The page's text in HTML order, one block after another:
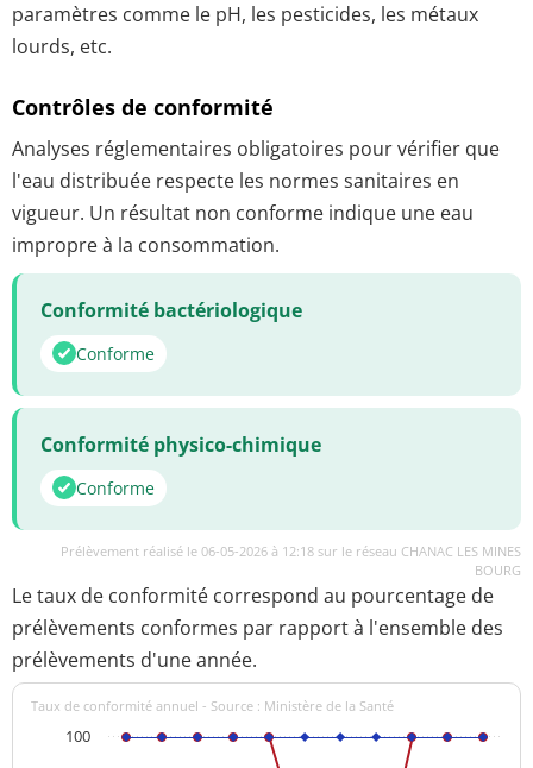
paramètres comme le pH, les pesticides, les métaux
lourds, etc.
Contrôles de conformité
Analyses réglementaires obligatoires pour vérifier que
l'eau distribuée respecte les normes sanitaires en
vigueur. Un résultat non conforme indique une eau
impropre à la consommation.
Conformité bactériologique
Conforme
Conformité physico-chimique
Conforme
Prélèvement réalisé le 06-05-2026 à 12:18 sur le réseau CHANAC LES MINES
BOURG
Le taux de conformité correspond au pourcentage de
prélèvements conformes par rapport à l'ensemble des
prélèvements d'une année.
Taux de conformité annuel - Source : Ministère de la Santé
100